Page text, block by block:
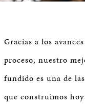
Gracias a los
proceso, nuestro
fundido es una de
que construimos